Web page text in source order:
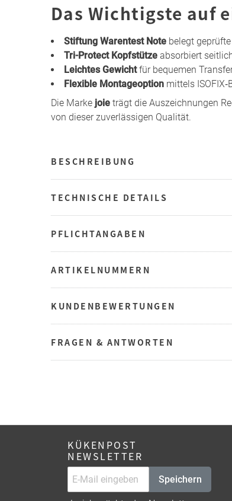
Das Wichtigste auf
Stiftung Warentest Note belegt
Tri-Protect Kopfstütze absorbiert
Leichtes Gewichtfür bequemen
Flexible Montageoption mittels
Die Marke joie trägt die Auszeichnungen
von dieser zuverlässigen Qualität.
BESCHREIBUNG
TECHNISCHE DETAILS
PFLICHTANGABEN
ARTIKELNUMMERN
KUNDENBEWERTUNGEN
FRAGEN & ANTWORTEN
KÜKENPOST
NEWSLETTER
Speichern